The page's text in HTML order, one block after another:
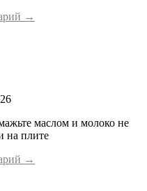
→
маслом и молоко не
на плите
→